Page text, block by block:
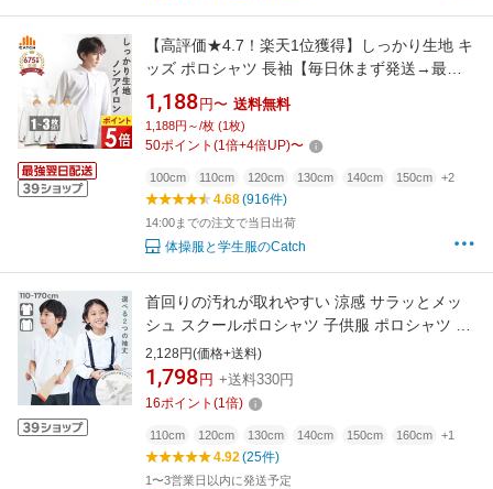
【高評価★4.7！楽天1位獲得】しっかり生地 キ
ッズ ポロシャツ 長袖【毎日休まず発送→最短
翌日／置き配指定OK】白 小学生 中厚手 ふんわ
り丈夫 形態安定 ノーアイロン 吸水速乾 鹿の子
スクール 中学生 男の子 女の子 子供 小学校 制
1,188 円〜 送料無料
1,188円～/枚 (1枚)
50ポイント (1倍+4倍UP)〜
100cm 110cm 120cm 130cm 140cm 150cm +2
4.68(916件)
14:00までの注文で当日出荷
体操服と学生服のCatch
首回りの汚れが取れやすい 涼感 サラッとメッ
シュ スクールポロシャツ 子供服 ポロシャツ 長
袖シャツ 半袖シャツ キッズ ベビー服 男の子 女
の子 スクールウェア 入園 入学 通園 通学 小学
校 制服 速乾 防汚
2,128円(価格+送料)
1,798 円 +送料330円
16ポイント (1倍)
110cm 120cm 130cm 140cm 150cm 160cm +1
4.92(25件)
1〜3営業日以内に発送予定